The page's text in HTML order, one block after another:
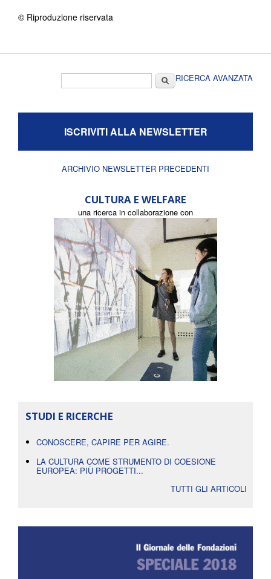
© Riproduzione riservata
CercaRICERCA AVANZATA
ISCRIVITI ALLA NEWSLETTER
ARCHIVIO NEWSLETTER PRECEDENTI
CULTURA E WELFARE
una ricerca in collaborazione con
STUDI E RICERCHE
CONOSCERE, CAPIRE PER AGIRE.
LA CULTURA COME STRUMENTO DI COESIONE
EUROPEA: PIÙ PROGETTI...
TUTTI GLI ARTICOLI